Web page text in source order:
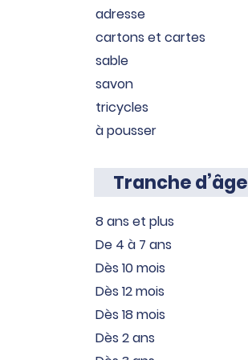
adresse
cartons et cartes
sable
savon
tricycles
à pousser
Tranche d’âge
8 ans et plus
De 4 à 7 ans
Dès 10 mois
Dès 12 mois
Dès 18 mois
Dès 2 ans